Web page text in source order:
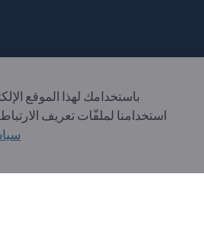
باستخدامك لهذا الموقع
استخدامنا لملفّات تعريف